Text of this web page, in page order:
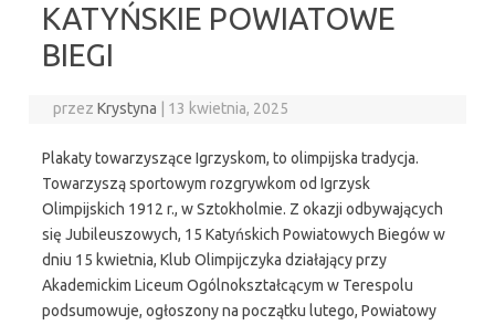
KATYŃSKIE POWIATOWE
BIEGI
przezKrystyna 13 kwietnia, 2025
Plakaty towarzyszące Igrzyskom, to olimpijska tradycja.
Towarzyszą sportowym rozgrywkom od Igrzysk
Olimpijskich 1912 r., w Sztokholmie. Z okazji odbywających
się Jubileuszowych, 15 Katyńskich Powiatowych Biegów w
dniu 15 kwietnia, Klub Olimpijczyka działający przy
Akademickim Liceum Ogólnokształcącym w Terespolu
podsumowuje, ogłoszony na początku lutego, Powiatowy